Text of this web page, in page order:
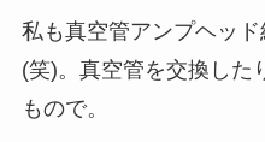
私も真空管アンプヘッ
(笑)。真空管を交換した
もので。